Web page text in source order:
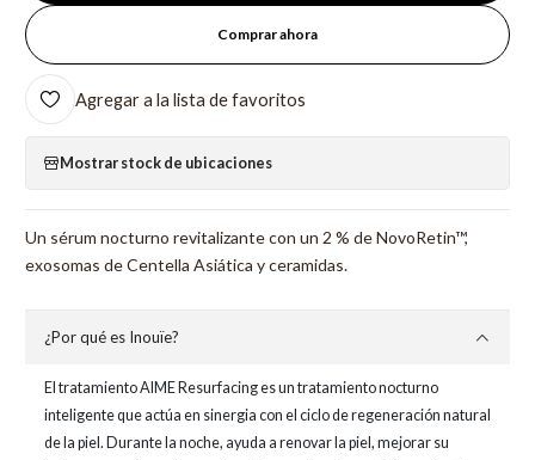
Comprar ahora
Agregar a la lista de favoritos
Mostrar stock de ubicaciones
Un sérum nocturno revitalizante con un 2 % de NovoRetin™,
exosomas de Centella Asiática y ceramidas.
¿Por qué es Inouïe?
El tratamiento AIME Resurfacing es un tratamiento nocturno
inteligente que actúa en sinergia con el ciclo de regeneración natural
de la piel. Durante la noche, ayuda a renovar la piel, mejorar su